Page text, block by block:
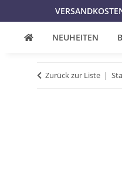
NEUHEITEN
Zurück zur Liste